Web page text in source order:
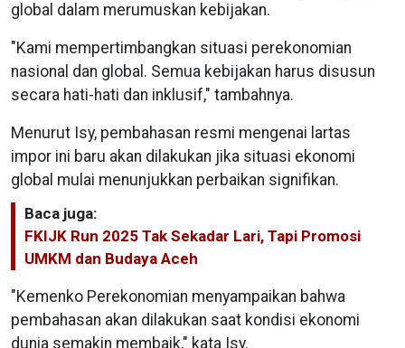
global dalam merumuskan kebijakan.
"Kami mempertimbangkan situasi perekonomian
nasional dan global. Semua kebijakan harus disusun
secara hati-hati dan inklusif," tambahnya.
Menurut Isy, pembahasan resmi mengenai lartas
impor ini baru akan dilakukan jika situasi ekonomi
global mulai menunjukkan perbaikan signifikan.
Baca juga:
FKIJK Run 2025 Tak Sekadar Lari, Tapi Promosi
UMKM dan Budaya Aceh
"Kemenko Perekonomian menyampaikan bahwa
pembahasan akan dilakukan saat kondisi ekonomi
dunia semakin membaik," kata Isy.